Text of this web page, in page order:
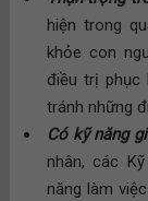
hiện trong
khỏe con
điều trị phục
tránh những
Có kỹ năng
nhân, các
năng làm